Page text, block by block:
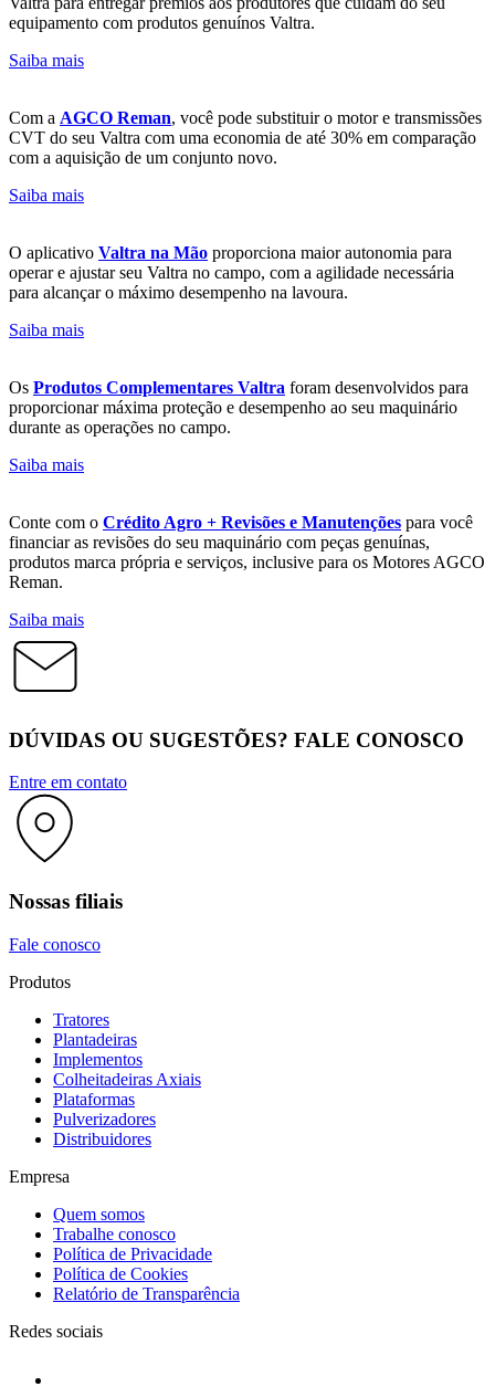
equipamento com produtos genuínos Valtra.
Saiba mais
Com a AGCO Reman, você pode substituir o motor e transmissões
CVT do seu Valtra com uma economia de até 30% em comparação
com a aquisição de um conjunto novo.
Saiba mais
O aplicativo Valtra na Mão proporciona maior autonomia para
operar e ajustar seu Valtra no campo, com a agilidade necessária
para alcançar o máximo desempenho na lavoura.
Saiba mais
Os Produtos Complementares Valtra foram desenvolvidos para
proporcionar máxima proteção e desempenho ao seu maquinário
durante as operações no campo.
Saiba mais
Conte com o Crédito Agro + Revisões e Manutenções para você
financiar as revisões do seu maquinário com peças genuínas,
produtos marca própria e serviços, inclusive para os Motores AGCO
Reman.
Saiba mais
DÚVIDAS OU SUGESTÕES? FALE CONOSCO
Entre em contato
Nossas filiais
Fale conosco
Produtos
Tratores
Plantadeiras
Implementos
Colheitadeiras Axiais
Plataformas
Pulverizadores
Distribuidores
Empresa
Quem somos
Trabalhe conosco
Política de Privacidade
Política de Cookies
Relatório de Transparência
Redes sociais